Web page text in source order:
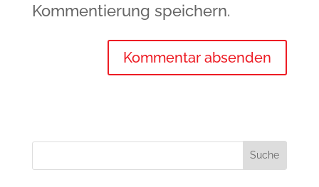
Kommentierung speichern.